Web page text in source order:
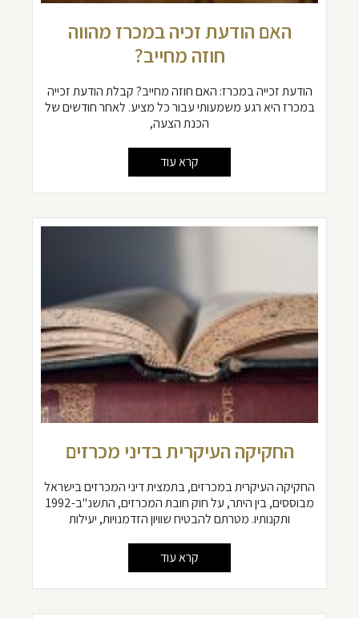
האם הודעת זכיה במכרז מהווה
חוזה מחייב?
הודעת זכייה במכרז: האם חוזה מחייב? קבלת הודעת זכייה
במכרז היא רגע משמעותי עבור כל מציע. לאחר חודשים של
הכנת הצעה,
קרא עוד
החקיקה העיקרית בדיני מכרזים
החקיקה העיקרית במכרזים, בתמצית דיני המכרזים בישראל
מבוססים, בין היתר, על חוק חובת המכרזים, התשנ"ב-1992
ותקנותיו. מטרתם להבטיח שוויון הזדמנויות, יעילות
קרא עוד